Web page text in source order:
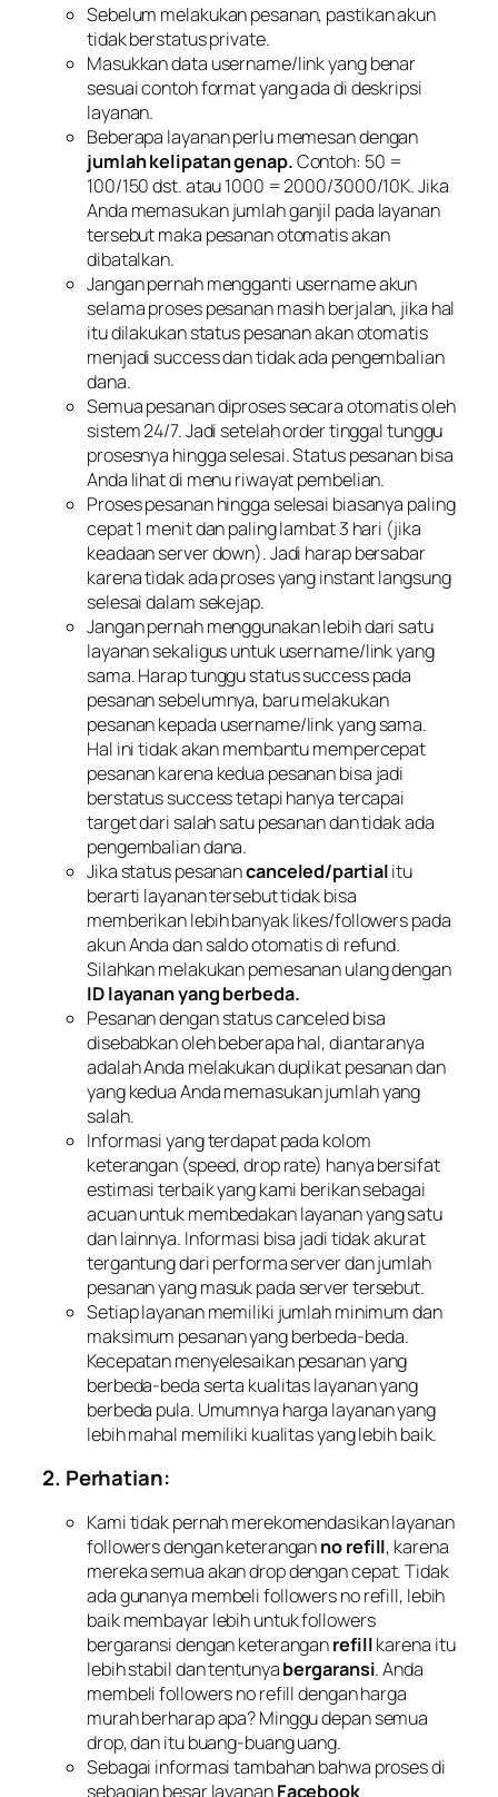
Sebelum melakukan pesanan, pastikan akun
tidak berstatus private.
Masukkan data username/link yang benar
sesuai contoh format yang ada di deskripsi
layanan.
Beberapa layanan perlu memesan dengan
jumlah kelipatan genap.Contoh: 50 =
100/150 dst. atau 1000 = 2000/3000/10K. Jika
Anda memasukan jumlah ganjil pada layanan
tersebut maka pesanan otomatis akan
dibatalkan.
Jangan pernah mengganti username akun
selama proses pesanan masih berjalan, jika hal
itu dilakukan status pesanan akan otomatis
menjadi success dan tidak ada pengembalian
dana.
Semua pesanan diproses secara otomatis oleh
sistem 24/7. Jadi setelah order tinggal tunggu
prosesnya hingga selesai. Status pesanan bisa
Anda lihat di menu riwayat pembelian.
Proses pesanan hingga selesai biasanya paling
cepat 1 menit dan paling lambat 3 hari (jika
keadaan server down). Jadi harap bersabar
karena tidak ada proses yang instant langsung
selesai dalam sekejap.
Jangan pernah menggunakan lebih dari satu
layanan sekaligus untuk username/link yang
sama. Harap tunggu status success pada
pesanan sebelumnya, baru melakukan
pesanan kepada username/link yang sama.
Hal ini tidak akan membantu mempercepat
pesanan karena kedua pesanan bisa jadi
berstatus success tetapi hanya tercapai
target dari salah satu pesanan dan tidak ada
pengembalian dana.
Jika status pesanancanceled/partialitu
berarti layanan tersebut tidak bisa
memberikan lebih banyak likes/followers pada
akun Anda dan saldo otomatis di refund.
Silahkan melakukan pemesanan ulang dengan
ID layanan yang berbeda.
Pesanan dengan status canceled bisa
disebabkan oleh beberapa hal, diantaranya
adalah Anda melakukan duplikat pesanan dan
yang kedua Anda memasukan jumlah yang
salah.
Informasi yang terdapat pada kolom
keterangan (speed, drop rate) hanya bersifat
estimasi terbaik yang kami berikan sebagai
acuan untuk membedakan layanan yang satu
dan lainnya. Informasi bisa jadi tidak akurat
tergantung dari performa server dan jumlah
pesanan yang masuk pada server tersebut.
Setiap layanan memiliki jumlah minimum dan
maksimum pesanan yang berbeda-beda.
Kecepatan menyelesaikan pesanan yang
berbeda-beda serta kualitas layanan yang
berbeda pula. Umumnya harga layanan yang
lebih mahal memiliki kualitas yang lebih baik.
2. Perhatian:
Kami tidak pernah merekomendasikan layanan
followers dengan keteranganno refill, karena
mereka semua akan drop dengan cepat. Tidak
ada gunanya membeli followers no refill, lebih
baik membayar lebih untuk followers
bergaransi dengan keteranganrefillkarena itu
lebih stabil dan tentunyabergaransi. Anda
membeli followers no refill dengan harga
murah berharap apa? Minggu depan semua
drop, dan itu buang-buang uang.
Sebagai informasi tambahan bahwa proses di
sebagian besar layananFacebook